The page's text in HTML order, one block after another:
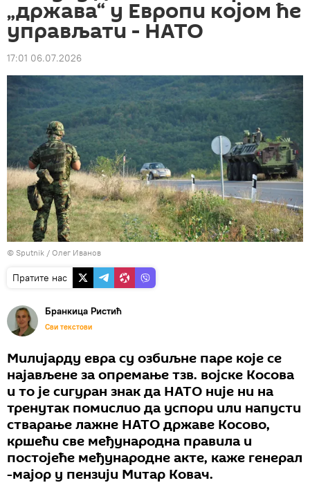
„држава“ у Европи којом ће
управљати - НАТО
17:01 06.07.2026
© Sputnik / Олег Иванов
Пратите нас
Бранкица Ристић
Сви текстови
Милијарду евра су озбиљне паре које се
најављене за опремање тзв. војске Косова
и то је сигуран знак да НАТО није ни на
тренутак помислио да успори или напусти
стварање лажне НАТО државе Косово,
кршећи све међународна правила и
постојеће међународне акте, каже генерал
-мајор у пензији Митар Ковач.